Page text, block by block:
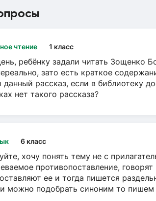
чтение 1 класс
ребёнку задали читать Зощенко
зато есть краткое
данный рассказ, если в библиотеку
нет такого рассказа?
6 класс
хочу понять тему не с
противопоставление,
ее и тогда пишется
можно подобрать синоним то пишем